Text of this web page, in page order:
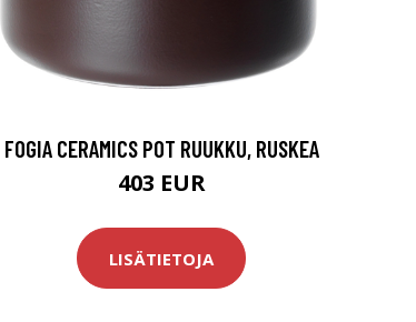
FOGIA CERAMICS POT RUUKKU, RUSKEA
403 EUR
LISÄTIETOJA